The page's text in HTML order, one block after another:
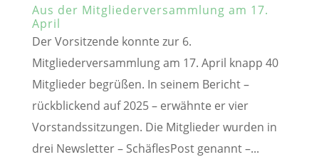
Aus der Mitgliederversammlung am 17.
April
Der Vorsitzende konnte zur 6.
Mitgliederversammlung am 17. April knapp 40
Mitglieder begrüßen. In seinem Bericht –
rückblickend auf 2025 – erwähnte er vier
Vorstandssitzungen. Die Mitglieder wurden in
drei Newsletter – SchäflesPost genannt –...